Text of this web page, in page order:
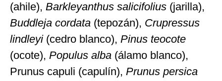
(ahile), Barkleyanthus salicifolius (jarilla),
Buddleja cordata (tepozán), Crupressus
lindleyi(cedro blanco), Pinus teocote
(ocote), Populus alba (álamo blanco),
Prunus capuli (capulín), Prunus persica